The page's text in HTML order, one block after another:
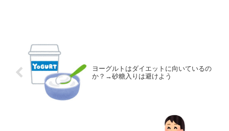
ヨーグルトはダイエットに向いているの
か？→砂糖入りは避けよう